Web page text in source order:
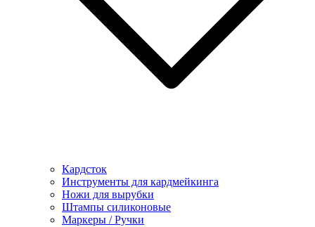
Кардсток
Инструменты для кардмейкинга
Ножи для вырубки
Штампы силиконовые
Маркеры / Ручки